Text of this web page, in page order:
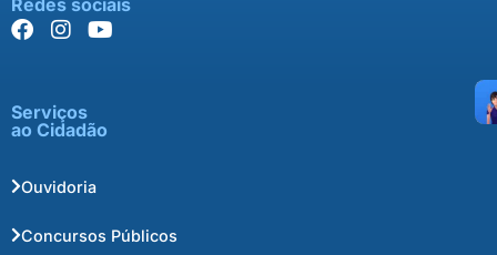
Redes sociais
Serviços
ao Cidadão
Ouvidoria
Concursos Públicos